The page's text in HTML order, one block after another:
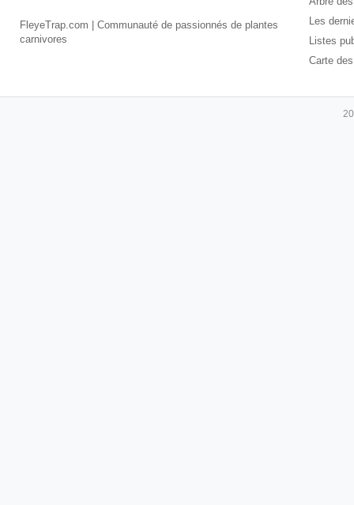
FleyeTrap.com | Communauté de passionnés de plantes
carnivores
Les
Listes
Carte